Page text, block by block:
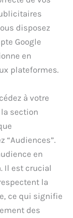
disposez
Google
en
plateformes.
à votre
section
“Audiences”.
en
Il est crucial
la
ce qui signifie
des